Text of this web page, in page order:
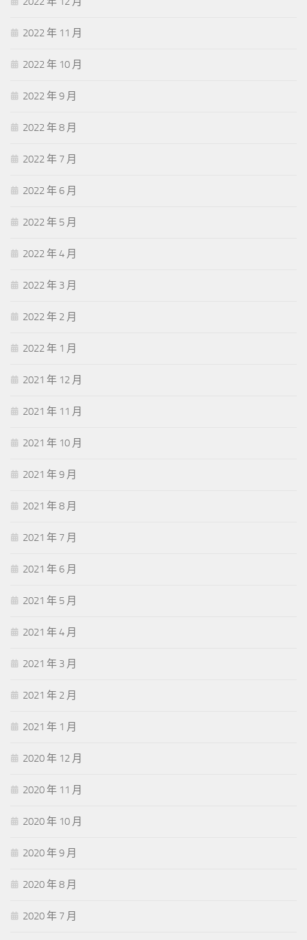
2022 年 11 月
2022 年 10 月
2022 年 9 月
2022 年 8 月
2022 年 7 月
2022 年 6 月
2022 年 5 月
2022 年 4 月
2022 年 3 月
2022 年 2 月
2022 年 1 月
2021 年 12 月
2021 年 11 月
2021 年 10 月
2021 年 9 月
2021 年 8 月
2021 年 7 月
2021 年 6 月
2021 年 5 月
2021 年 4 月
2021 年 3 月
2021 年 2 月
2021 年 1 月
2020 年 12 月
2020 年 11 月
2020 年 10 月
2020 年 9 月
2020 年 8 月
2020 年 7 月